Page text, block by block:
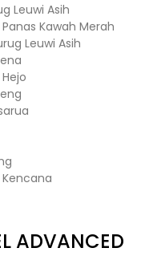
Leuwi Asih
Kawah Merah
Leuwi Asih
Kencana
ADVANCED